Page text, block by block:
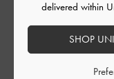
ご利用者様
たくさん
delivered within
SHOP